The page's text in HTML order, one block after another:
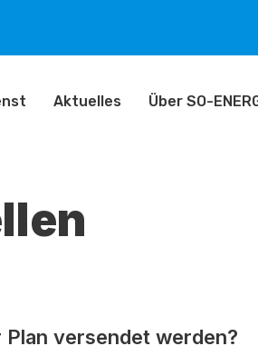
Aktuelles Über SO-
versendet werden?